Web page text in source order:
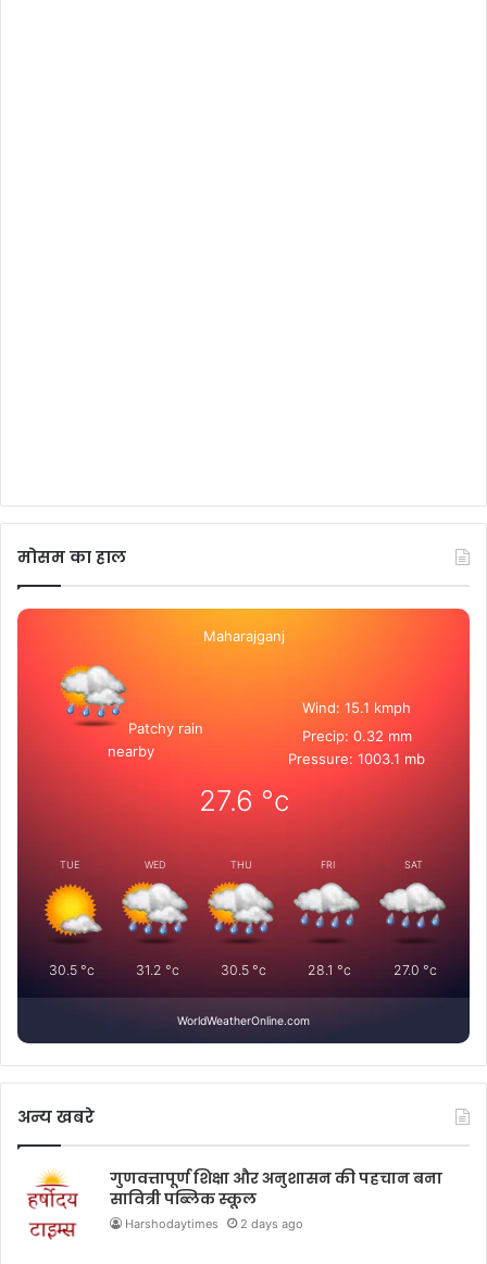
मोसम का हाल
Maharajganj
Patchy rain
nearby
Wind: 15.1 kmph
Precip: 0.32 mm
Pressure: 1003.1 mb
27.6 °c
TUE
30.5°c
WED
31.2 °c
THU
30.5°c
FRI
28.1 °c
SAT
27.0 °c
WorldWeatherOnline.com
अन्य खबरे
गुणवत्तापूर्ण शिक्षा और अनुशासन की पहचान बना
सावित्री पब्लिक स्कूल
Harshodaytimes 2 days ago